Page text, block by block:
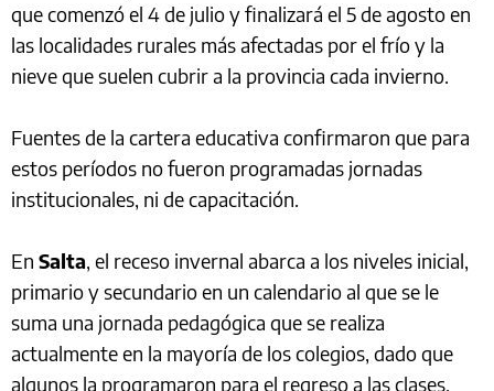
que comenzó el 4 de julio y finalizará el 5 de agosto en
las localidades rurales más afectadas por el frío y la
nieve que suelen cubrir a la provincia cada invierno.
Fuentes de la cartera educativa confirmaron que para
estos períodos no fueron programadas jornadas
institucionales, ni de capacitación.
En Salta, el receso invernal abarca a los niveles inicial,
primario y secundario en un calendario al que se le
suma una jornada pedagógica que se realiza
actualmente en la mayoría de los colegios, dado que
algunos la programaron para el regreso a las clases.